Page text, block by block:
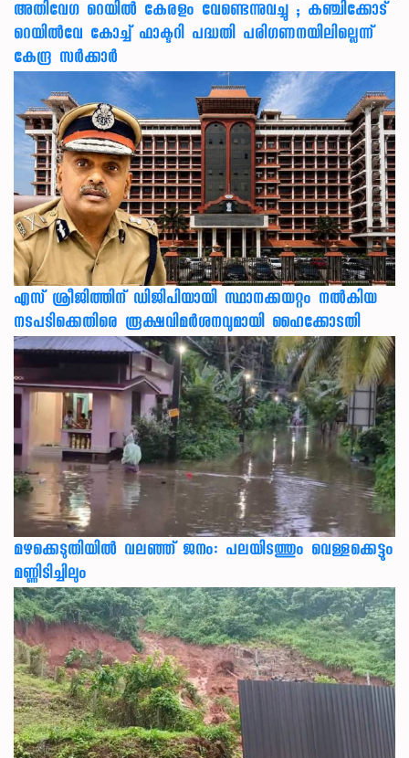
അതിവേഗ റെയിൽ കേരളം വേണ്ടെന്നുവച്ചു ; കഞ്ചിക്കോട്
റെയിൽവേ കോച്ച് ഫാക്ടറി പദ്ധതി പരിഗണനയിലില്ലെന്ന്
കേന്ദ്ര സർക്കാർ
എസ് ശ്രീജിത്തിന് ഡിജിപിയായി സ്ഥാനക്കയറ്റം നൽകിയ
നടപടിക്കെതിരെ രൂക്ഷവിമർശനവുമായി ഹൈക്കോടതി
മഴക്കെടുതിയിൽ വലഞ്ഞ് ജനം: പലയിടത്തും വെള്ളക്കെട്ടും
മണ്ണിടിച്ചിലും